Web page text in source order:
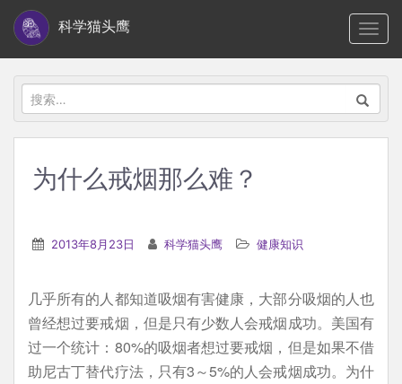
i
科学猫头鹰
搜
索：
为什么戒烟那么难？
2013年8月23日 科学猫头鹰 健康知识
几乎所有的人都知道吸烟有害健康，大部分吸烟的人也
曾经想过要戒烟，但是只有少数人会戒烟成功。美国有
过一个统计：80%的吸烟者想过要戒烟，但是如果不借
助尼古丁替代疗法，只有3～5%的人会戒烟成功。为什